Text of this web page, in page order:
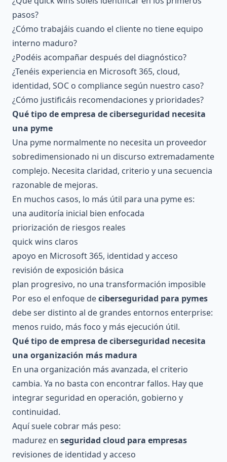
pasos?
¿Cómo trabajáis cuando el cliente no tiene equipo
interno maduro?
¿Podéis acompañar después del diagnóstico?
¿Tenéis experiencia en Microsoft 365, cloud,
identidad, SOC o compliance según nuestro caso?
¿Cómo justificáis recomendaciones y prioridades?
Qué tipo de empresa de ciberseguridad necesita
una pyme
Una pyme normalmente no necesita un proveedor
sobredimensionado ni un discurso extremadamente
complejo. Necesita claridad, criterio y una secuencia
razonable de mejoras.
En muchos casos, lo más útil para una pyme es:
una auditoría inicial bien enfocada
priorización de riesgos reales
quick wins claros
apoyo en Microsoft 365, identidad y acceso
revisión de exposición básica
plan progresivo, no una transformación imposible
Por eso el enfoque deciberseguridad para pymes
debe ser distinto al de grandes entornos enterprise:
menos ruido, más foco y más ejecución útil.
Qué tipo de empresa de ciberseguridad necesita
una organización más madura
En una organización más avanzada, el criterio
cambia. Ya no basta con encontrar fallos. Hay que
integrar seguridad en operación, gobierno y
continuidad.
Aquí suele cobrar más peso:
madurez en seguridad cloud para empresas
revisiones de identidad y acceso